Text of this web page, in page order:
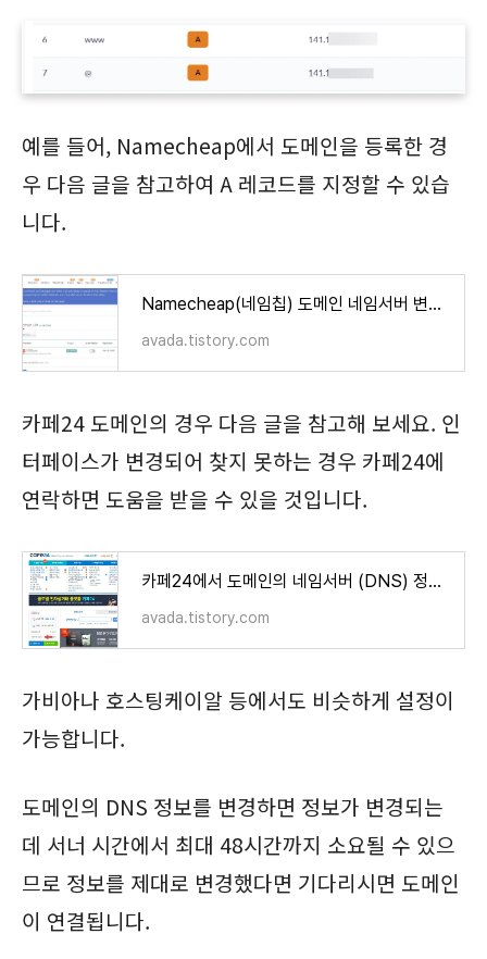
예를 들어, Namecheap에서 도메인을 등록한 경
우 다음 글을 참고하여 A 레코드를 지정할 수 있습
니다.
Namecheap(네임칩) 도메인 네임서버 변경/DNS 레코드 추가 방법
avada.tistory.com
카페24 도메인의 경우 다음 글을 참고해 보세요. 인
터페이스가 변경되어 찾지 못하는 경우 카페24에
연락하면 도움을 받을 수 있을 것입니다.
카페24에서 도메인의 네임서버 (DNS) 정보를 관리하는 방법
avada.tistory.com
가비아나 호스팅케이알 등에서도 비슷하게 설정이
가능합니다.
도메인의 DNS 정보를 변경하면 정보가 변경되는
데 서너 시간에서 최대 48시간까지 소요될 수 있으
므로 정보를 제대로 변경했다면 기다리시면 도메인
이 연결됩니다.